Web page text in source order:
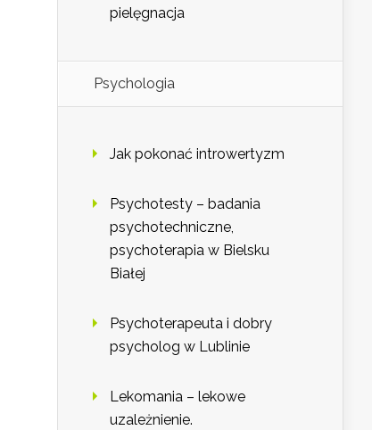
pielęgnacja
Psychologia
Jak pokonać introwertyzm
Psychotesty – badania
psychotechniczne,
psychoterapia w Bielsku
Białej
Psychoterapeuta i dobry
psycholog w Lublinie
Lekomania – lekowe
uzależnienie.